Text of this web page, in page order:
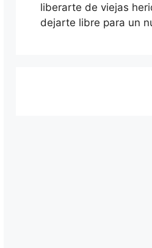
liberarte de viejas
dejarte libre para un